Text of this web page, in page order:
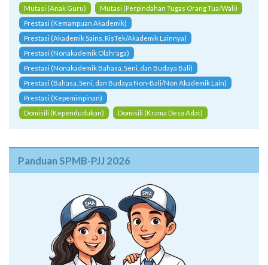
Prestasi (Kemampuan Akademik)
Prestasi (Akademik Sains, RisTek/Akademik Lainnya)
Prestasi (Nonakademik Olahraga)
Prestasi (Nonakademik Bahasa, Seni, dan Budaya Bali)
Prestasi (Bahasa, Seni, dan Budaya Non-Bali/Non Akademik Lain)
Prestasi (Kepemimpinan)
Domisili (Kependudukan)